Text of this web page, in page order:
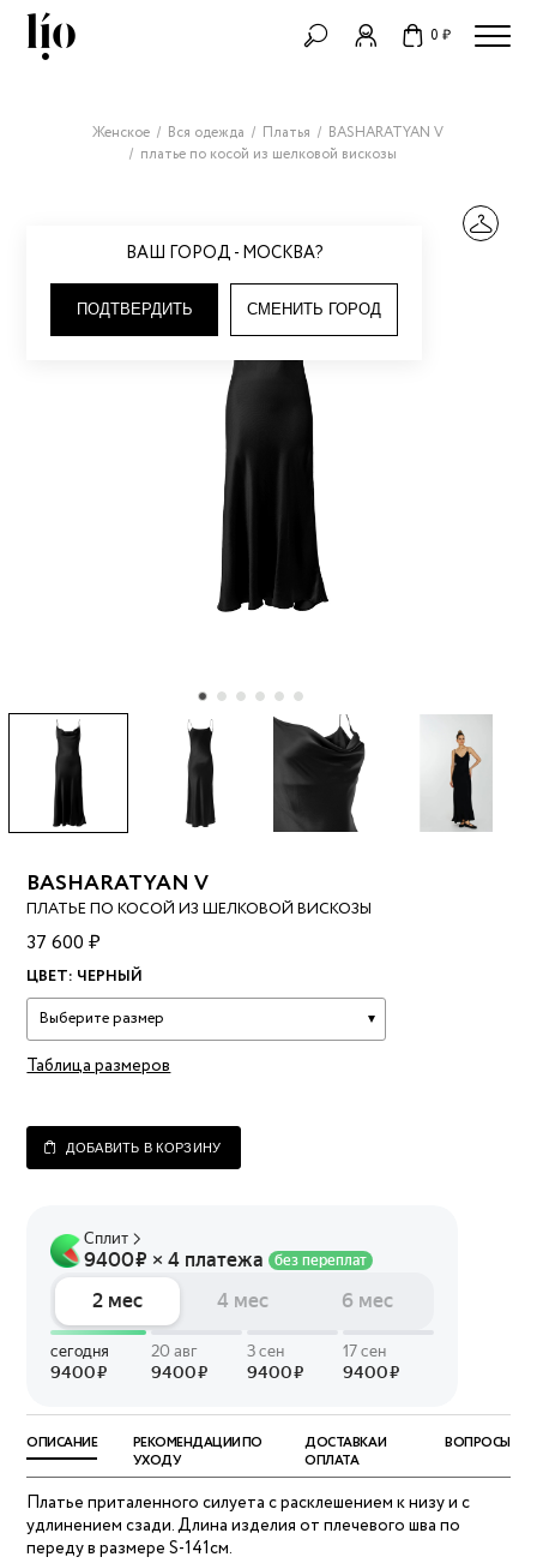
0 ₽
ВАШ ГОРОД - МОСКВА?
ПОДТВЕРДИТЬ СМЕНИТЬ ГОРОД
Женское Вся одежда Платья
BASHARATYAN V
платье по косой из шелковой вискозы
BASHARATYAN V
ПЛАТЬЕ ПО КОСОЙ ИЗ ШЕЛКОВОЙ ВИСКОЗЫ
37 600 ₽
ЦВЕТ: ЧЕРНЫЙ
Выберите размер
Таблица размеров
ДОБАВИТЬ В КОРЗИНУ
ОПИСАНИЕ
РЕКОМЕНДАЦИИ ПО
УХОДУ
ДОСТАВКА И
ОПЛАТА
ВОПРОСЫ
Платье приталенного силуета с расклешением к низу и с
удлинением сзади. Длина изделия от плечевого шва по
переду в размере S-141см.